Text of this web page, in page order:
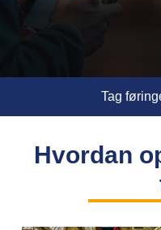
Tag
Hvordan